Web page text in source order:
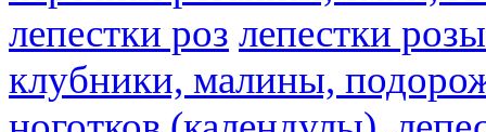
лепестки роз лепестки розы
клубники, малины,